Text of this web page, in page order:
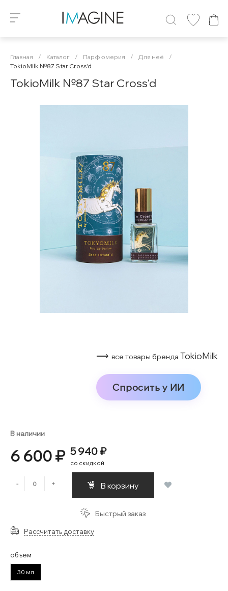
Главная / Каталог / Парфюмерия / Для неё
/
TokioMilk №87 Star Cross'd
TokioMilk №87 Star Cross'd
⟶ все товары бренда TokioMilk
Спросить у ИИ
В наличии
6 600 ₽ 5 940 ₽
со скидкой
- + В корзину
Быстрый заказ
Рассчитать доставку
объем
30 мл